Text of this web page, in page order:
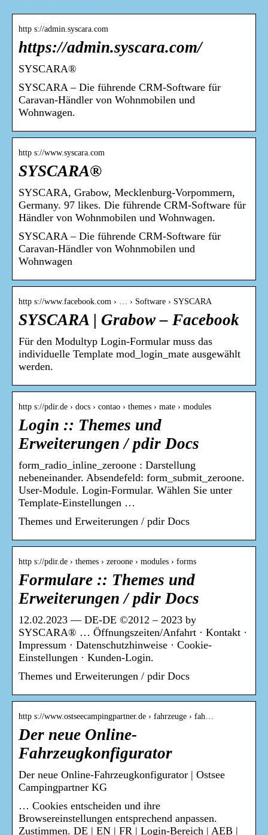
http s://admin.syscara.com
https://admin.syscara.com/
SYSCARA®
SYSCARA – Die führende CRM-Software für
Caravan-Händler von Wohnmobilen und
Wohnwagen.
http s://www.syscara.com
SYSCARA®
SYSCARA, Grabow, Mecklenburg-Vorpommern,
Germany. 97 likes. Die führende CRM-Software für
Händler von Wohnmobilen und Wohnwagen.
SYSCARA – Die führende CRM-Software für
Caravan-Händler von Wohnmobilen und
Wohnwagen
http s://www.facebook.com › … › Software › SYSCARA
SYSCARA | Grabow – Facebook
Für den Modultyp Login-Formular muss das
individuelle Template mod_login_mate ausgewählt
werden.
http s://pdir.de › docs › contao › themes › mate › modules
Login :: Themes und
Erweiterungen / pdir Docs
form_radio_inline_zeroone : Darstellung
nebeneinander. Absendefeld: form_submit_zeroone.
User-Module. Login-Formular. Wählen Sie unter
Template-Einstellungen …
Themes und Erweiterungen / pdir Docs
http s://pdir.de › themes › zeroone › modules › forms
Formulare :: Themes und
Erweiterungen / pdir Docs
12.02.2023 — DE-DE ©2012 – 2023 by
SYSCARA® … Öffnungszeiten/Anfahrt · Kontakt ·
Impressum · Datenschutzhinweise · Cookie-
Einstellungen · Kunden-Login.
Themes und Erweiterungen / pdir Docs
http s://www.ostseecampingpartner.de › fahrzeuge › fah…
Der neue Online-
Fahrzeugkonfigurator
Der neue Online-Fahrzeugkonfigurator | Ostsee
Campingpartner KG
… Cookies entscheiden und ihre
Browsereinstellungen entsprechend anpassen.
Zustimmen. DE | EN | FR | Login-Bereich | AEB |